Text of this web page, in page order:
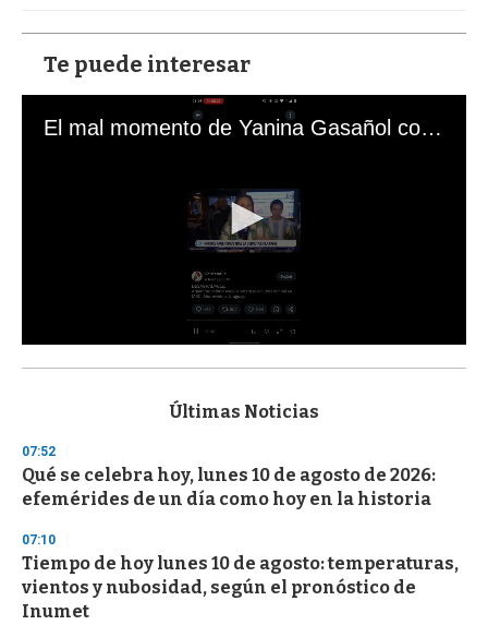
Te puede interesar
El mal momento de Yanina Gasañol con un hincha argentino en "Subrayado"
s
d
s
o
f
3
s
e
c
o
Últimas Noticias
07:52
Qué se celebra hoy, lunes 10 de agosto de 2026:
efemérides de un día como hoy en la historia
07:10
Tiempo de hoy lunes 10 de agosto: temperaturas,
vientos y nubosidad, según el pronóstico de
Inumet